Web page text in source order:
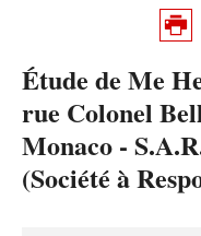
Étude de Me
rue Colonel
Monaco -
(Société à